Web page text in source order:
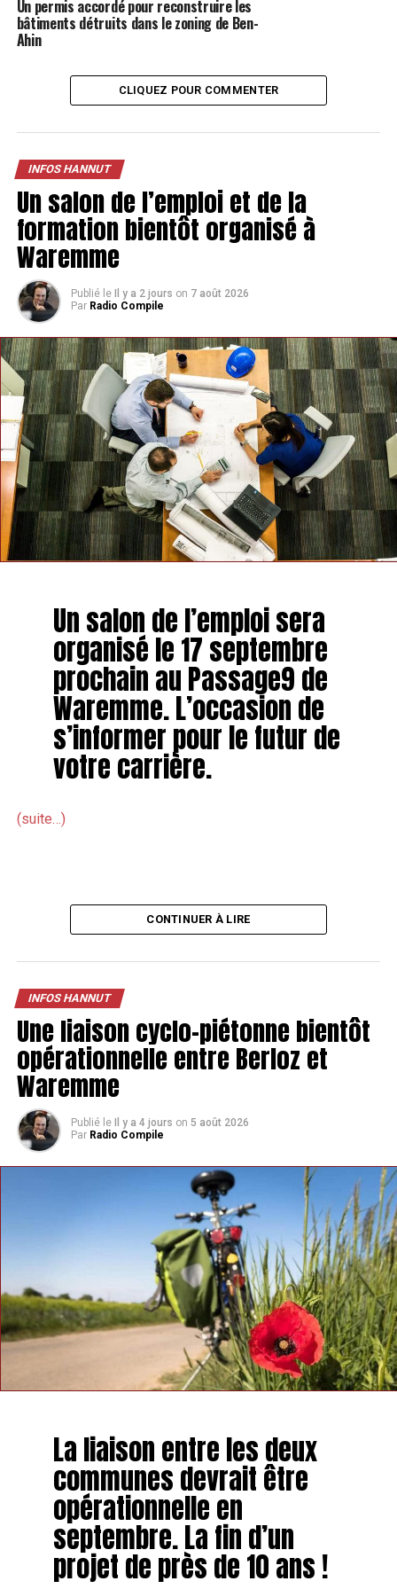
NE MANQUEZ PAS
Les K-Dolls seront bientôt de retour à Hannut
Un permis accordé pour reconstruire les
bâtiments détruits dans le zoning de Ben-
Ahin
CLIQUEZ POUR COMMENTER
INFOS HANNUT
Un salon de l’emploi et de la
formation bientôt organisé à
Waremme
Publié le Il y a 2 jours on 7 août 2026
Par Radio Compile
Un salon de l’emploi sera
organisé le 17 septembre
prochain au Passage9 de
Waremme. L’occasion de
s’informer pour le futur de
votre carrière.
(suite…)
CONTINUER À LIRE
INFOS HANNUT
Une liaison cyclo-piétonne bientôt
opérationnelle entre Berloz et
Waremme
Publié le Il y a 4 jours on 5 août 2026
Par Radio Compile
La liaison entre les deux
communes devrait être
opérationnelle en
septembre. La fin d’un
projet de près de 10 ans !